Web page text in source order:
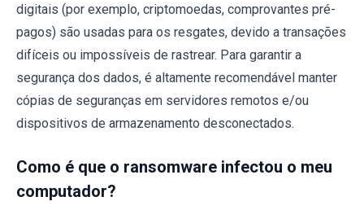
digitais (por exemplo, criptomoedas, comprovantes pré-
pagos) são usadas para os resgates, devido a transações
difíceis ou impossíveis de rastrear. Para garantir a
segurança dos dados, é altamente recomendável manter
cópias de seguranças em servidores remotos e/ou
dispositivos de armazenamento desconectados.
Como é que o ransomware infectou o meu
computador?